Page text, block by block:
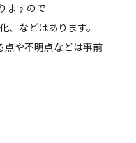
ますので
、などはあります。
点や不明点などは事前